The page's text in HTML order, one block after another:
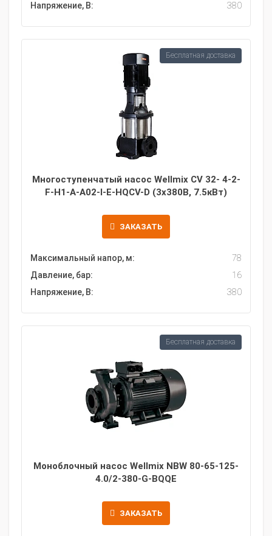
Напряжение, В:
380
Многоступенчатый насос Wellmix CV 32- 4-2-
F-H1-A-A02-I-E-HQCV-D (3х380В, 7.5кВт)
ЗАКАЗАТЬ
Максимальный напор, м:
78
Давление, бар:
16
Напряжение, В:
380
Бесплатная доставка
Моноблочный насос Wellmix NBW 80-65-125-
4.0/2-380-G-BQQE
ЗАКАЗАТЬ
Бесплатная доставка